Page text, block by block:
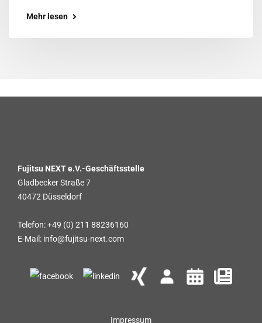
Mehr lesen
Fujitsu NEXT e.V.-Geschäftsstelle
Gladbecker Straße 7
40472 Düsseldorf
Telefon: +49 (0) 211 88236160
E-Mail: info@fujitsu-next.com
Impressum